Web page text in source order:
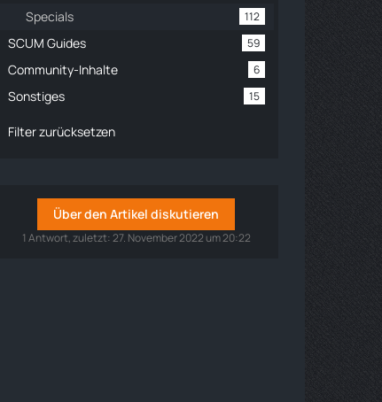
Specials 112
SCUM Guides 59
Community-Inhalte 6
Sonstiges 15
Filter zurücksetzen
Über den Artikel diskutieren
1 Antwort, zuletzt:27. November 2022 um 20:22